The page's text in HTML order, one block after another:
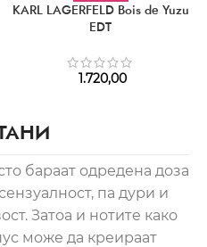
KARL LAGERFELD Bois de Yuzu
EDT
1.720,00
бараат одредена доза
па дури и
Затоа и нотите како
може да креираат